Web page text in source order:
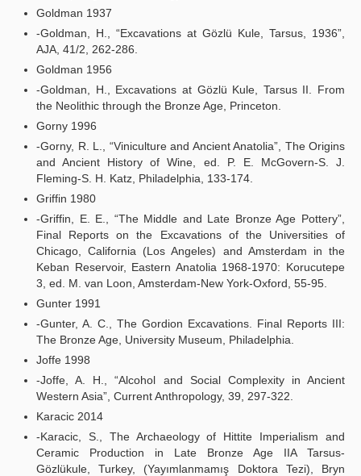
Goldman 1937
-Goldman, H., “Excavations at Gözlü Kule, Tarsus, 1936”,
AJA, 41/2, 262-286.
Goldman 1956
-Goldman, H., Excavations at Gözlü Kule, Tarsus II. From
the Neolithic through the Bronze Age, Princeton.
Gorny 1996
-Gorny, R. L., “Viniculture and Ancient Anatolia”, The Origins
and Ancient History of Wine, ed. P. E. McGovern-S. J.
Fleming-S. H. Katz, Philadelphia, 133-174.
Griffin 1980
-Griffin, E. E., “The Middle and Late Bronze Age Pottery”,
Final Reports on the Excavations of the Universities of
Chicago, California (Los Angeles) and Amsterdam in the
Keban Reservoir, Eastern Anatolia 1968-1970: Korucutepe
3, ed. M. van Loon, Amsterdam-New York-Oxford, 55-95.
Gunter 1991
-Gunter, A. C., The Gordion Excavations. Final Reports III:
The Bronze Age, University Museum, Philadelphia.
Joffe 1998
-Joffe, A. H., “Alcohol and Social Complexity in Ancient
Western Asia”, Current Anthropology, 39, 297-322.
Karacic 2014
-Karacic, S., The Archaeology of Hittite Imperialism and
Ceramic Production in Late Bronze Age IIA Tarsus-
Gözlükule, Turkey, (Yayımlanmamış Doktora Tezi), Bryn